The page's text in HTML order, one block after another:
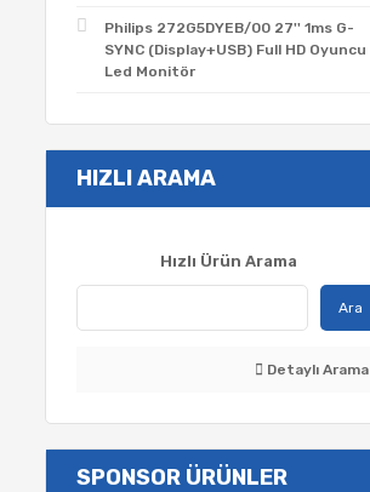
Philips 272G5DYEB/00 27'' 1ms G-
SYNC (Display+USB) Full HD Oyuncu
Led Monitör
HIZLI ARAMA
Hızlı Ürün Arama
Ara
Detaylı Arama
SPONSOR ÜRÜNLER